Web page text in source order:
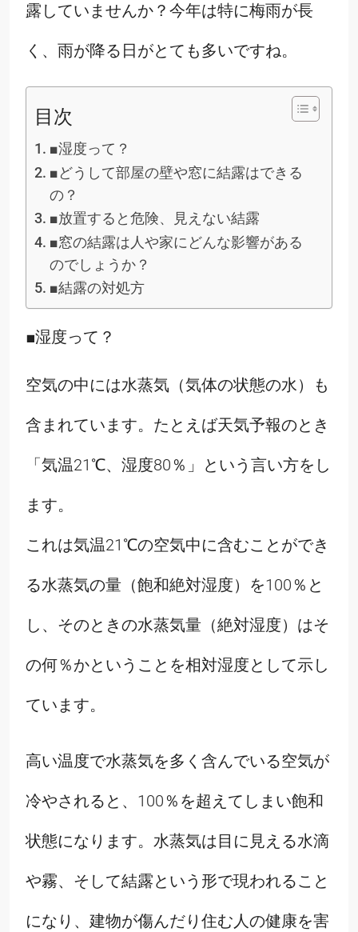
露していませんか？今年は特に梅雨が長
く、雨が降る日がとても多いですね。
目次
■湿度って？
■どうして部屋の壁や窓に結露はできる
の？
■放置すると危険、見えない結露
■窓の結露は人や家にどんな影響がある
のでしょうか？
■結露の対処方
■湿度って？
空気の中には水蒸気（気体の状態の水）も
含まれています。たとえば天気予報のとき
「気温21℃、湿度80％」という言い方をし
ます。
これは気温21℃の空気中に含むことができ
る水蒸気の量（飽和絶対湿度）を100％と
し、そのときの水蒸気量（絶対湿度）はそ
の何％かということを相対湿度として示し
ています。
高い温度で水蒸気を多く含んでいる空気が
冷やされると、100％を超えてしまい飽和
状態になります。水蒸気は目に見える水滴
や霧、そして結露という形で現われること
になり、建物が傷んだり住む人の健康を害